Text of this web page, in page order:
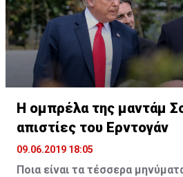
Η ομπρέλα της μαντάμ
απιστίες του Ερντογάν
09.06.2019 18:05
Ποια είναι τα τέσσερα